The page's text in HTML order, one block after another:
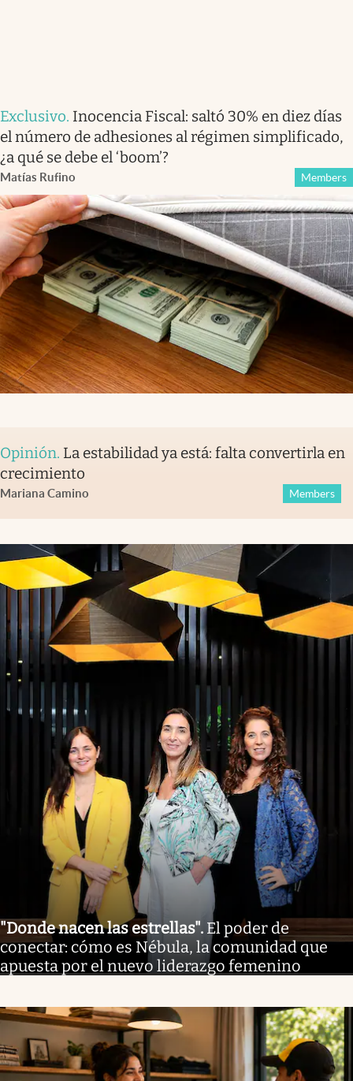
Exclusivo. Inocencia Fiscal: saltó 30% en diez días
el número de adhesiones al régimen simplificado,
¿a qué se debe el ‘boom’?
Matías Rufino Members
Opinión. La estabilidad ya está: falta convertirla en
crecimiento
Mariana Camino Members
"Donde nacen las estrellas". El poder de
conectar: cómo es Nébula, la comunidad que
apuesta por el nuevo liderazgo femenino